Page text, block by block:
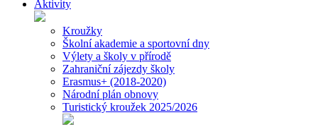
Aktivity
Kroužky
Školní akademie a sportovní dny
Výlety a školy v přírodě
Zahraniční zájezdy školy
Erasmus+ (2018-2020)
Národní plán obnovy
Turistický kroužek 2025/2026